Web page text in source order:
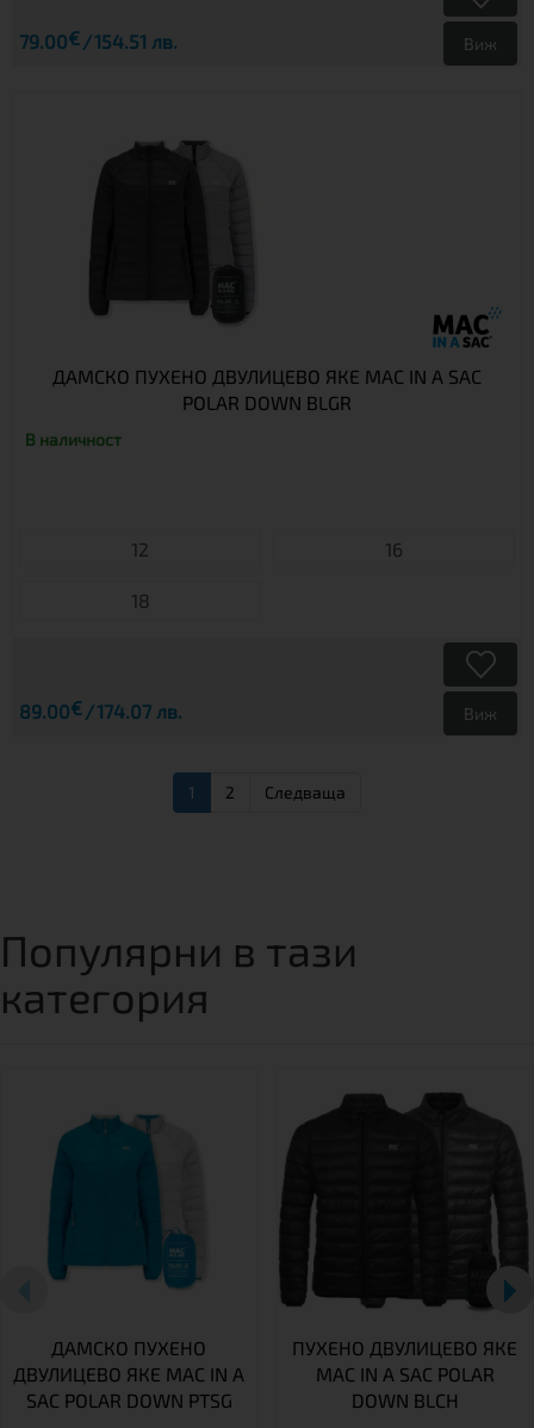
79.00€ 154.51 лв. Виж
ДАМСКО ПУХЕНО ДВУЛИЦЕВО ЯКЕ MAC IN A SAC
POLAR DOWN BLGR
В наличност
12 16
18
89.00€ 174.07 лв. Виж
1 2 Следваща
Популярни в тази
категория
ДАМСКО ПУХЕНО
ДВУЛИЦЕВО ЯКЕ MAC IN A
SAC POLAR DOWN PTSG
ПУХЕНО ДВУЛИЦЕВО ЯКЕ
MAC IN A SAC POLAR
DOWN BLCH